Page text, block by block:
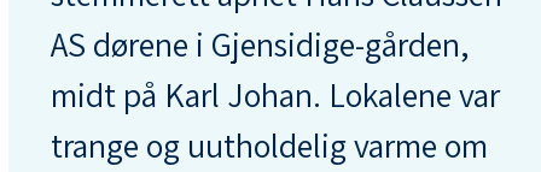
AS dørene i Gjensidige-gården,
midt på Karl Johan. Lokalene var
trange og uutholdelig varme om